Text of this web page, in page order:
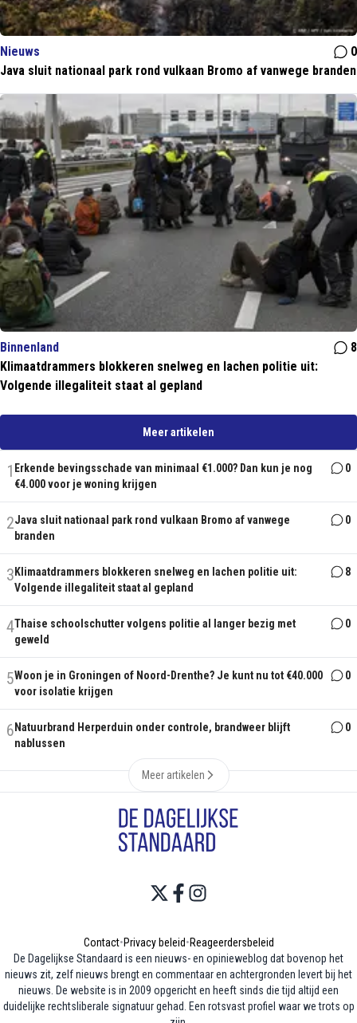
Nieuws
0
Java sluit nationaal park rond vulkaan Bromo af vanwege branden
Binnenland
8
Klimaatdrammers blokkeren snelweg en lachen politie uit:
Volgende illegaliteit staat al gepland
Meer artikelen
1 Erkende bevingsschade van minimaal €1.000? Dan kun je nog
€4.000 voor je woning krijgen
0
2Java sluit nationaal park rond vulkaan Bromo af vanwege
branden
0
3 Klimaatdrammers blokkeren snelweg en lachen politie uit:
Volgende illegaliteit staat al gepland
8
4Thaise schoolschutter volgens politie al langer bezig met
geweld
0
5Woon je in Groningen of Noord-Drenthe? Je kunt nu tot €40.000
voor isolatie krijgen
0
6 Natuurbrand Herperduin onder controle, brandweer blijft
nablussen
0
Meer artikelen
Contact•Privacy beleid•Reageerdersbeleid
De Dagelijkse Standaard is een nieuws- en opinieweblog dat bovenop het
nieuws zit, zelf nieuws brengt en commentaar en achtergronden levert bij het
nieuws. De website is in 2009 opgericht en heeft sinds die tijd altijd een
duidelijke rechtsliberale signatuur gehad. Een rotsvast profiel waar we trots op